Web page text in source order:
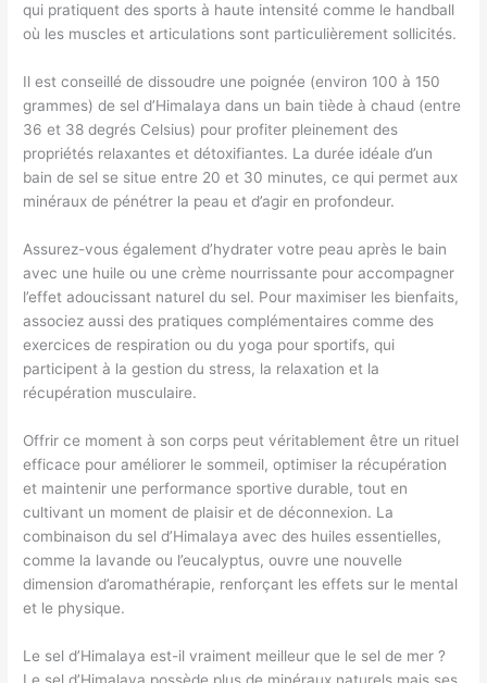
qui pratiquent des sports à haute intensité comme le handball
où les muscles et articulations sont particulièrement sollicités.
Il est conseillé de dissoudre une poignée (environ 100 à 150
grammes) de sel d’Himalaya dans un bain tiède à chaud (entre
36 et 38 degrés Celsius) pour profiter pleinement des
propriétés relaxantes et détoxifiantes. La durée idéale d’un
bain de sel se situe entre 20 et 30 minutes, ce qui permet aux
minéraux de pénétrer la peau et d’agir en profondeur.
Assurez-vous également d’hydrater votre peau après le bain
avec une huile ou une crème nourrissante pour accompagner
l’effet adoucissant naturel du sel. Pour maximiser les bienfaits,
associez aussi des pratiques complémentaires comme des
exercices de respiration ou du yoga pour sportifs, qui
participent à la gestion du stress, la relaxation et la
récupération musculaire.
Offrir ce moment à son corps peut véritablement être un rituel
efficace pour améliorer le sommeil, optimiser la récupération
et maintenir une performance sportive durable, tout en
cultivant un moment de plaisir et de déconnexion. La
combinaison du sel d’Himalaya avec des huiles essentielles,
comme la lavande ou l’eucalyptus, ouvre une nouvelle
dimension d’aromathérapie, renforçant les effets sur le mental
et le physique.
Le sel d’Himalaya est-il vraiment meilleur que le sel de mer ?
Le sel d’Himalaya possède plus de minéraux naturels mais ses